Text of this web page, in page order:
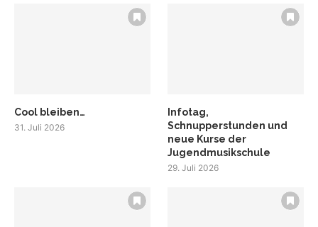
Cool bleiben…
31. Juli 2026
Infotag,
Schnupperstunden und
neue Kurse der
Jugendmusikschule
29. Juli 2026